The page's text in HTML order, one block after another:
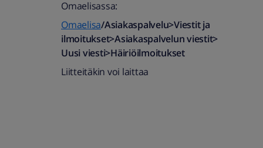
Omaelisassa:
Omaelisa/Asiakaspalvelu>Viestit ja
ilmoitukset>Asiakaspalvelun viestit>
Uusi viesti>Häiriöilmoitukset
Liitteitäkin voi laittaa